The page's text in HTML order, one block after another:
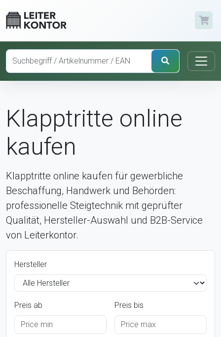
Klapptritte online
kaufen
Klapptritte online kaufen für gewerbliche
Beschaffung, Handwerk und Behörden:
professionelle Steigtechnik mit geprüfter
Qualität, Hersteller-Auswahl und B2B-Service
von Leiterkontor.
Hersteller
Preis ab Preis bis